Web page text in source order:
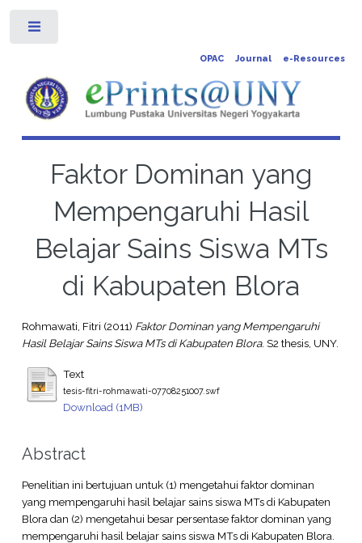
OPAC Journal e-Resources
Faktor Dominan yang
Mempengaruhi Hasil
Belajar Sains Siswa MTs
di Kabupaten Blora
Rohmawati, Fitri (2011) Faktor Dominan yang Mempengaruhi
Hasil Belajar Sains Siswa MTs di Kabupaten Blora. S2 thesis, UNY.
Text
tesis-fitri-rohmawati-07708251007.swf
Download (1MB)
Abstract
Penelitian ini bertujuan untuk (1) mengetahui faktor dominan
yang mempengaruhi hasil belajar sains siswa MTs di Kabupaten
Blora dan (2) mengetahui besar persentase faktor dominan yang
mempengaruhi hasil belajar sains siswa MTs di Kabupaten Blora.